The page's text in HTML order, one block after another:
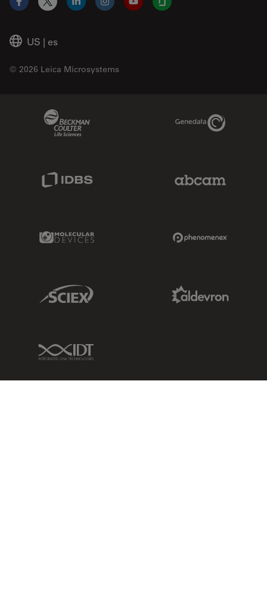
US | es
© 2026 Leica Microsystems
Facebook
X LinkedInInstagramYouTubeGlassdoor
Genedata Link
Molecular Devices Link
Sciex Link
IDT Link